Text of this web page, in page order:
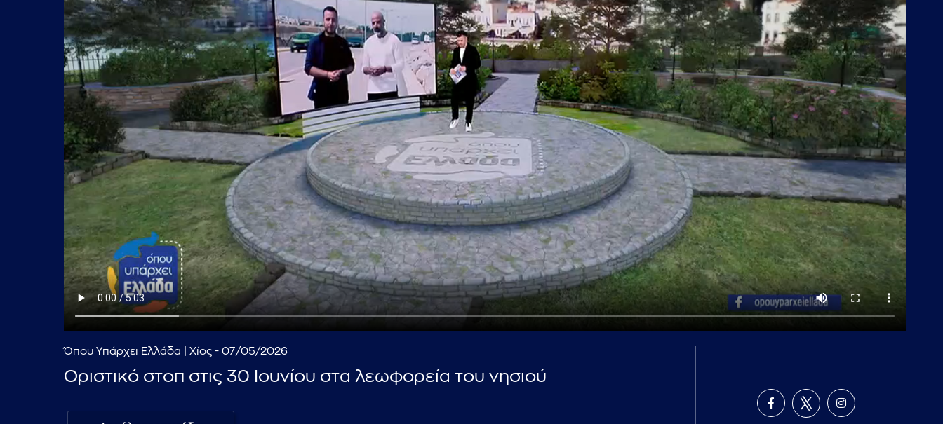
...πληκτρολογήστε κείμενο προς αναζήτηση
Όπου Υπάρχει Ελλάδα | Χίος - 07/05/2026
Οριστικό στοπ στις 30 Ιουνίου στα λεωφορεία του νησιού